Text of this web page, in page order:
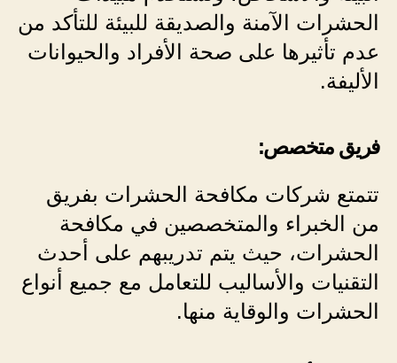
الحشرات الآمنة والصديقة للبيئة للتأكد من
عدم تأثيرها على صحة الأفراد والحيوانات
الأليفة.
فريق متخصص:
تتمتع شركات مكافحة الحشرات بفريق
من الخبراء والمتخصصين في مكافحة
الحشرات، حيث يتم تدريبهم على أحدث
التقنيات والأساليب للتعامل مع جميع أنواع
الحشرات والوقاية منها.